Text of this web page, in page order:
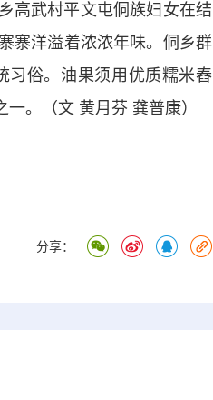
武村平文屯侗族妇女在结
寨洋溢着浓浓年味。侗乡群
习俗。油果须用优质糯米舂
一。（文 黄月芬 龚普康）
分享：